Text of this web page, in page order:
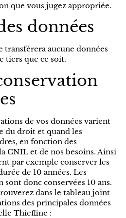
que vous jugez appropriée.
données
aucune données
tiers que ce soit.
de vos données varient
du droit et quand les
en fonction des
CNIL et de nos besoins. Ainsi
par exemple conserver les
de 10 années. Les
donc conservées 10 ans.
dans le tableau joint
des principales données
Thieffine :